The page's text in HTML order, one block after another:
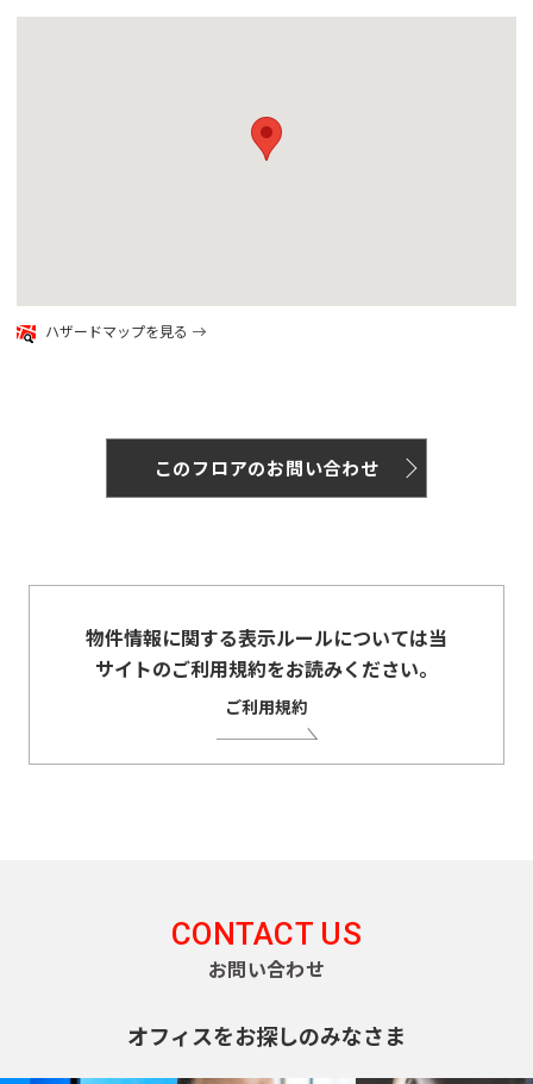
ハザードマップを見る
このフロアのお問い合わせ
物件情報に関する表示ルールについては当
サイトのご利用規約をお読みください。
ご利用規約
CONTACT US
お問い合わせ
オフィスをお探しのみなさま